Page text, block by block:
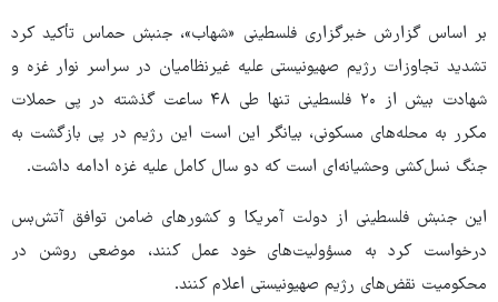
بر اساس گزارش خبرگزاری فلسطینی «شهاب»، جنبش حماس تأکید کرد
تشدید تجاوزات رژیم صهیونیستی علیه غیرنظامیان در سراسر نوار غزه و
شهادت بیش از ۲۰ فلسطینی تنها طی ۴۸ ساعت گذشته در پی حملات
مکرر به محله‌های مسکونی، بیانگر این است این رژیم در پی بازگشت به
جنگ نسل‌کشی وحشیانه‌ای است که دو سال کامل علیه غزه ادامه داشت.
این جنبش فلسطینی از دولت آمریکا و کشورهای ضامن توافق آتش‌بس
درخواست کرد به مسؤولیت‌های خود عمل کنند، موضعی روشن در
محکومیت نقض‌های رژیم صهیونیستی اعلام کنند.